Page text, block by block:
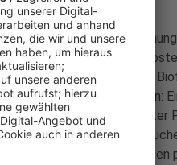
Unruhe in die
5 Millionen Dollar
gestartet hat. Er wirft
das Patent zu verletzen:
will der Manforter
überarbeiten. Dabei
den Betrahlungsleuchten